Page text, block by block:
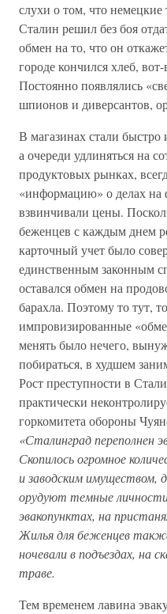
слухи о том, что немецкие
Сталин решил без боя
обмен на то, что он
городе кончился хлеб,
Постоянно появлялись
шпионов и диверсантов,
В магазинах стали быстро
а очереди удлиняться на
продуктовых рынках,
«информацию» о делах на
взвинчивали цены.
беженцев с каждым днем
карточный учет было
единственным законным
оставался обмен на
барахла. Поэтому то тут,
импровизированные
менять было нечего,
побираться, в худшем
Рост преступности в
практически
горкомитета обороны
«Сталинград переполнен
Скопилось огромное
и заводским имуществом,
орудуют темные
эвакопунктах, на
Жилья для беженцев
ночевали в подъездах, на
траве.
Тем временем лавина